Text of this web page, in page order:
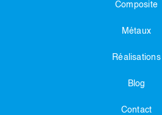
Composite
Métaux
Réalisations
Blog
Contact